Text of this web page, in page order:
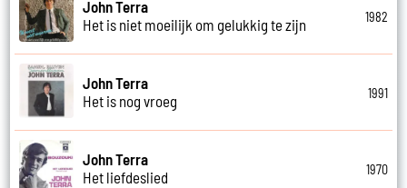
John Terra
Het is niet moeilijk om gelukkig te zijn
1982
John Terra
Het is nog vroeg
1991
John Terra
Het liefdeslied
1970